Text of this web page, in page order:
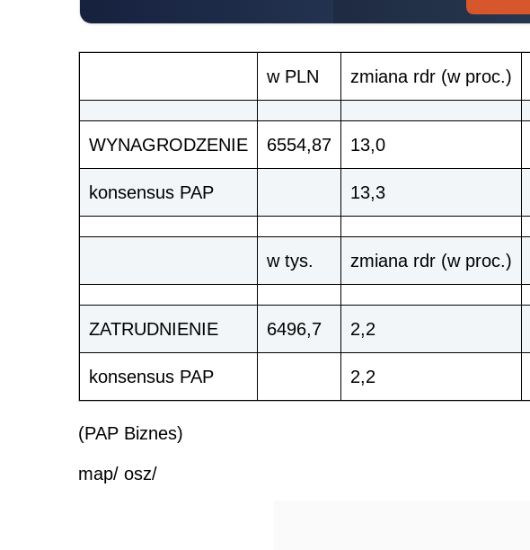
w PLN zmiana rdr (w proc.)
WYNAGRODZENIE 6554,87 13,0
konsensus PAP 13,3
w tys. zmiana rdr (w proc.)
ZATRUDNIENIE 6496,7 2,2
konsensus PAP 2,2
(PAP Biznes)
map/ osz/